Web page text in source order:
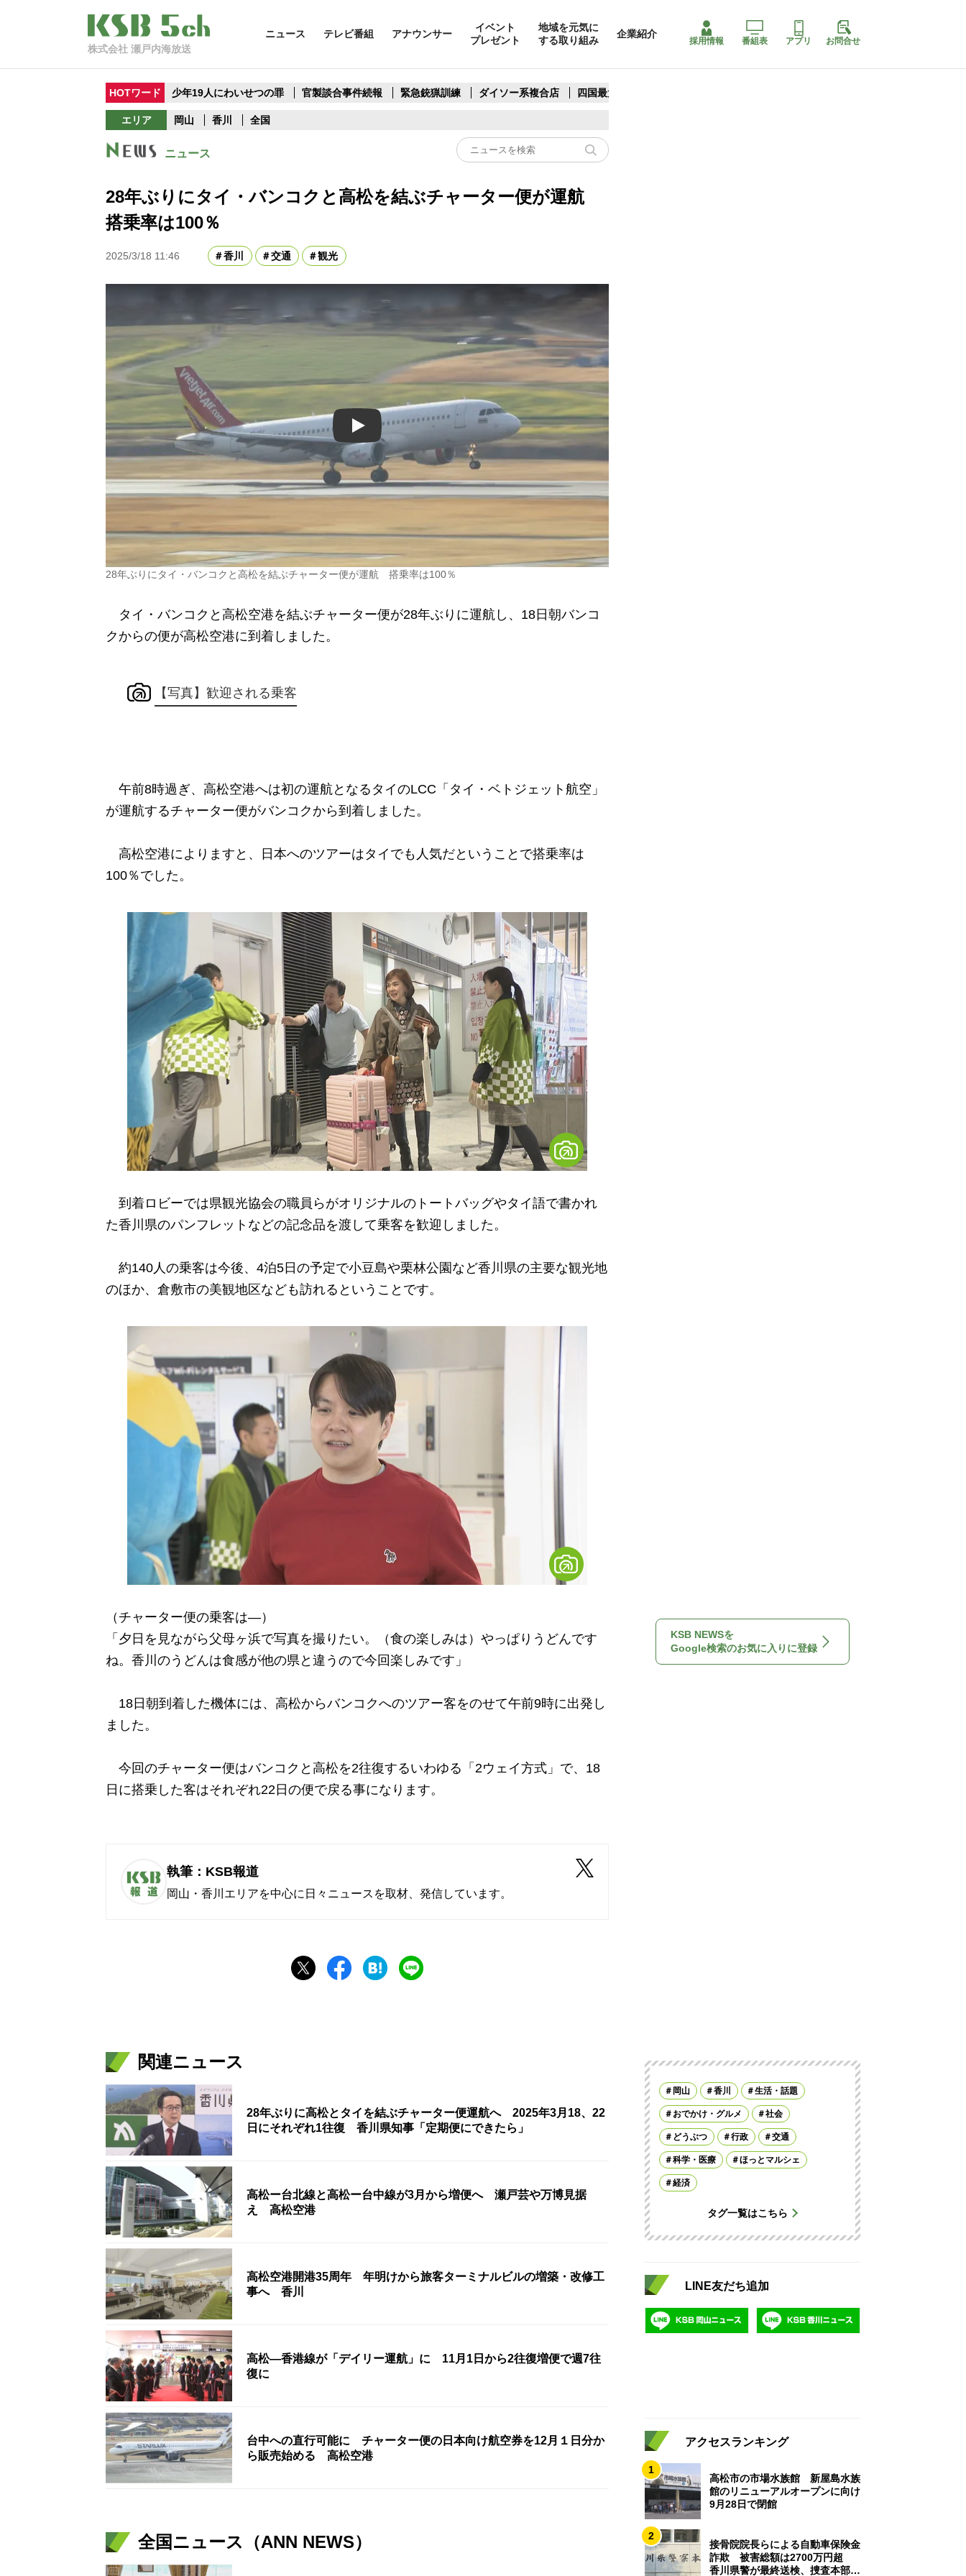
株式会社 瀬戸内海放送
ニュース テレビ番組 アナウンサー
イベント
プレゼント
地域を元気に
する取り組み
企業紹介
採用情報 番組表 アプリ お問合せ
HOTワード 少年19人にわいせつの罪 官製談合事件続報 緊急銃猟訓練 ダイソー系複合店 四国最大スリコ
エリア 岡山 香川 全国
ニュース
28年ぶりにタイ・バンコクと高松を結ぶチャーター便が運航
搭乗率は100％
2025/3/18 11:46 香川 交通 観光
Play
28年ぶりにタイ・バンコクと高松を結ぶチャーター便が運航 搭乗率は100％
タイ・バンコクと高松空港を結ぶチャーター便が28年ぶりに運航し、18日朝バンコ
クからの便が高松空港に到着しました。
【写真】歓迎される乗客
午前8時過ぎ、高松空港へは初の運航となるタイのLCC「タイ・ベトジェット航空」
が運航するチャーター便がバンコクから到着しました。
高松空港によりますと、日本へのツアーはタイでも人気だということで搭乗率は
100％でした。
到着ロビーでは県観光協会の職員らがオリジナルのトートバッグやタイ語で書かれ
た香川県のパンフレットなどの記念品を渡して乗客を歓迎しました。
約140人の乗客は今後、4泊5日の予定で小豆島や栗林公園など香川県の主要な観光地
のほか、倉敷市の美観地区なども訪れるということです。
（チャーター便の乗客は―）
「夕日を見ながら父母ヶ浜で写真を撮りたい。（食の楽しみは）やっぱりうどんです
ね。香川のうどんは食感が他の県と違うので今回楽しみです」
18日朝到着した機体には、高松からバンコクへのツアー客をのせて午前9時に出発し
ました。
今回のチャーター便はバンコクと高松を2往復するいわゆる「2ウェイ方式」で、18
日に搭乗した客はそれぞれ22日の便で戻る事になります。
執筆：KSB報道
岡山・香川エリアを中心に日々ニュースを取材、発信しています。
関連ニュース
28年ぶりに高松とタイを結ぶチャーター便運航へ 2025年3月18、22
日にそれぞれ1往復 香川県知事「定期便にできたら」
高松ー台北線と高松ー台中線が3月から増便へ 瀬戸芸や万博見据
え 高松空港
高松空港開港35周年 年明けから旅客ターミナルビルの増築・改修工
事へ 香川
高松―香港線が「デイリー運航」に 11月1日から2往復増便で週7往
復に
台中への直行可能に チャーター便の日本向け航空券を12月１日分か
ら販売始める 高松空港
全国ニュース（ANN NEWS）
KSB NEWSを
Google検索のお気に入りに登録
岡山 香川 生活・話題
おでかけ・グルメ 社会
どうぶつ 行政 交通
科学・医療 ほっとマルシェ
経済
タグ一覧はこちら
LINE友だち追加
アクセスランキング
1
高松市の市場水族館 新屋島水族
館のリニューアルオープンに向け
9月28日で閉館
2
接骨院院長らによる自動車保険金
詐欺 被害総額は2700万円超
香川県警が最終送検、捜査本部解